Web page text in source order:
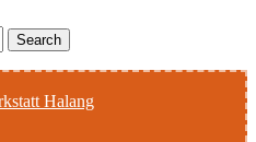
Search
Halang